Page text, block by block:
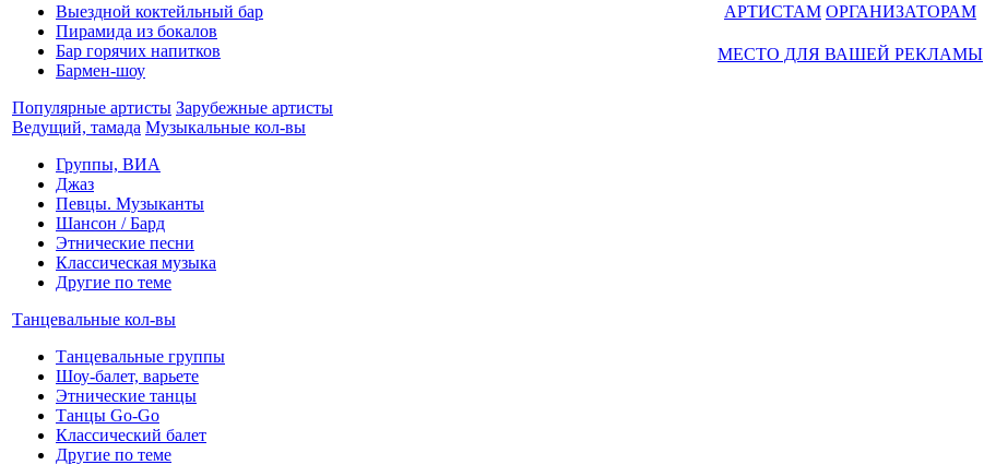
Выездной коктейльный бар
Пирамида из бокалов
Бар горячих напитков
Бармен-шоу
Популярные артисты Зарубежные артисты
Ведущий, тамада Музыкальные кол-вы
Группы, ВИА
Джаз
Певцы. Музыканты
Шансон / Бард
Этнические песни
Классическая музыка
Другие по теме
Танцевальные кол-вы
Танцевальные группы
Шоу-балет, варьете
Этнические танцы
Танцы Go-Go
Классический балет
Другие по теме
АРТИСТАМ ОРГАНИЗАТОРАМ
МЕСТО ДЛЯ ВАШЕЙ РЕКЛАМЫ